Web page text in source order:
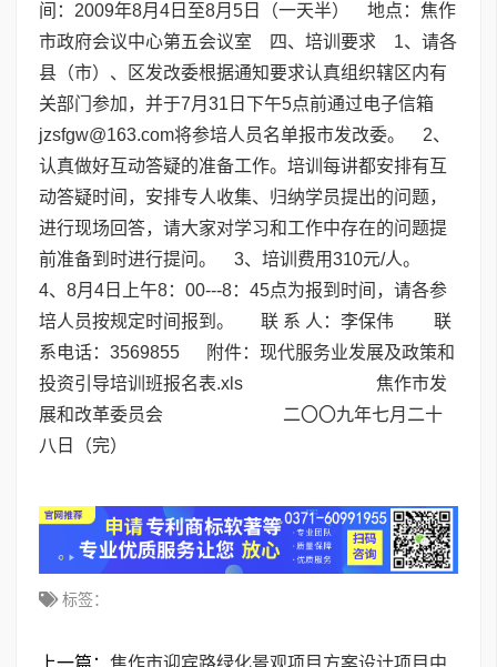
间：2009年8月4日至8月5日（一天半） 地点：焦作
市政府会议中心第五会议室 四、培训要求 1、请各
县（市）、区发改委根据通知要求认真组织辖区内有
关部门参加，并于7月31日下午5点前通过电子信箱
jzsfgw@163.com将参培人员名单报市发改委。 2、
认真做好互动答疑的准备工作。培训每讲都安排有互
动答疑时间，安排专人收集、归纳学员提出的问题，
进行现场回答，请大家对学习和工作中存在的问题提
前准备到时进行提问。 3、培训费用310元/人。
4、8月4日上午8：00---8：45点为报到时间，请各参
培人员按规定时间报到。 联 系 人：李保伟 联
系电话：3569855 附件： 现代服务业发展及政策和
投资引导培训班报名表.xls 焦作市发
展和改革委员会 二〇〇九年七月二十
八日（完）
标签：
上一篇： 焦作市迎宾路绿化景观项目方案设计项目中